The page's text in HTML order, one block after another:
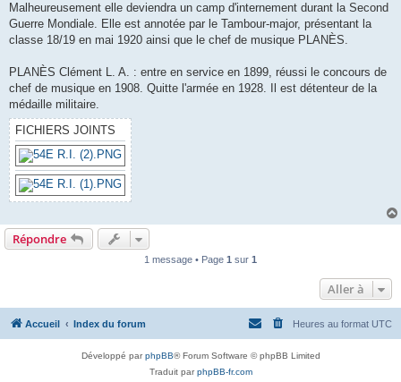
a
g
Malheureusement elle deviendra un camp d'internement durant la Second
Guerre Mondiale. Elle est annotée par le Tambour-major, présentant la
classe 18/19 en mai 1920 ainsi que le chef de musique PLANÈS.
PLANÈS Clément L. A. : entre en service en 1899, réussi le concours de
chef de musique en 1908. Quitte l'armée en 1928. Il est détenteur de la
médaille militaire.
FICHIERS JOINTS
Répondre
1 message • Page 1 sur 1
Aller à
Accueil Index du forum Heures au format UTC
Développé parphpBB® Forum Software © phpBB Limited
Traduit parphpBB-fr.com